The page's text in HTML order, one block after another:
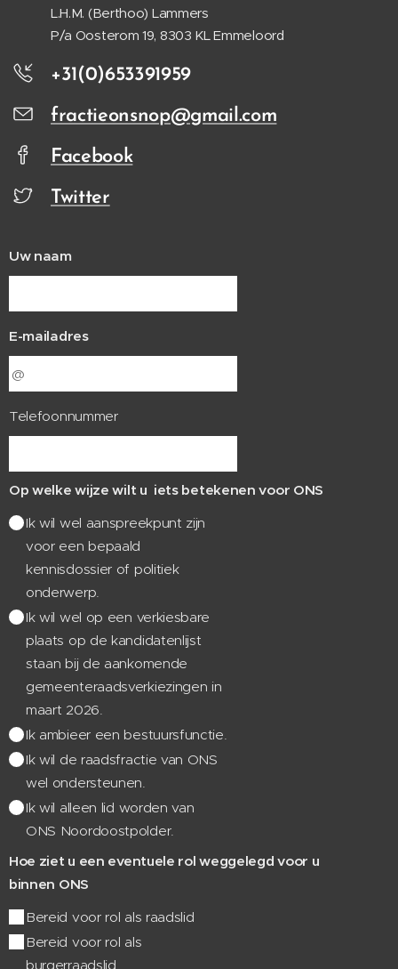
L.H.M. (Berthoo) Lammers
P/a Oosterom 19, 8303 KL Emmeloord
+31(0)653391959
fractieonsnop@gmail.com
Facebook
Twitter
Uw naam
E-mailadres
Telefoonnummer
Op welke wijze wilt u iets betekenen voor ONS
Ik wil wel aanspreekpunt zijn
voor een bepaald
kennisdossier of politiek
onderwerp.
Ik wil wel op een verkiesbare
plaats op de kandidatenlijst
staan bij de aankomende
gemeenteraadsverkiezingen in
maart 2026.
Ik ambieer een bestuursfunctie.
Ik wil de raadsfractie van ONS
wel ondersteunen.
Ik wil alleen lid worden van
ONS Noordoostpolder.
Hoe ziet u een eventuele rol weggelegd voor u
binnen ONS
Bereid voor rol als raadslid
Bereid voor rol als
burgerraadslid